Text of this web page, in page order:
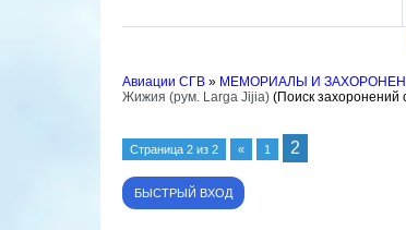
Авиации СГВ » МЕМОРИАЛЫ И
Жижия (рум. Larga Jijia) (Поиск захоронений
Страница 2 из 2 « 1 2